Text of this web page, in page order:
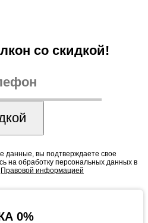
со скидкой!
данные, вы подтверждаете свое
на обработку персональных данных в
Правовой информацией
0%